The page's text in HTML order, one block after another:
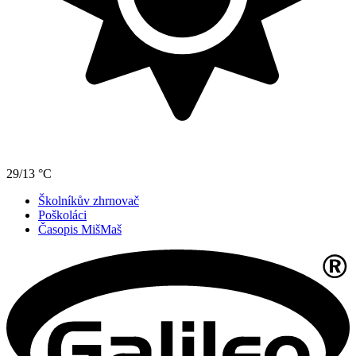
29/13 °C
Školníkův zhrnovač
Poškoláci
Časopis MišMaš